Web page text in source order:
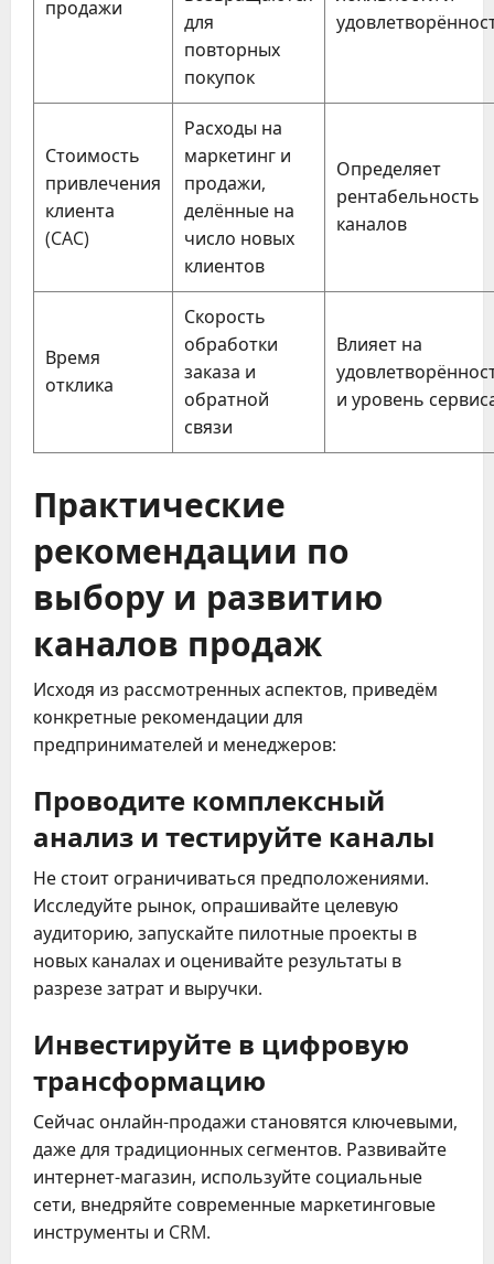
продажи
для
повторных
покупок
Стоимость
привлечения
клиента
(CAC)
Расходы на
маркетинг и
продажи,
делённые на
число новых
клиентов
Определяет
рентабельность
каналов
Время
отклика
Скорость
обработки
заказа и
обратной
связи
Влияет на
и уровень
Практические
рекомендации по
выбору и развитию
каналов продаж
Исходя из рассмотренных аспектов, приведём
конкретные рекомендации для
предпринимателей и менеджеров:
Проводите комплексный
анализ и тестируйте каналы
Не стоит ограничиваться предположениями.
Исследуйте рынок, опрашивайте целевую
аудиторию, запускайте пилотные проекты в
новых каналах и оценивайте результаты в
разрезе затрат и выручки.
Инвестируйте в цифровую
трансформацию
Сейчас онлайн-продажи становятся ключевыми,
даже для традиционных сегментов. Развивайте
интернет-магазин, используйте социальные
сети, внедряйте современные маркетинговые
инструменты и CRM.